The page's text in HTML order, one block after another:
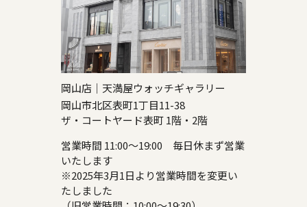
岡山店｜天満屋ウォッチギャラリー
岡山市北区表町1丁目11-38
ザ・コートヤード表町 1階・2階
営業時間 11:00～19:00 毎日休まず営業
いたします
※2025年3月1日より営業時間を変更い
たしました